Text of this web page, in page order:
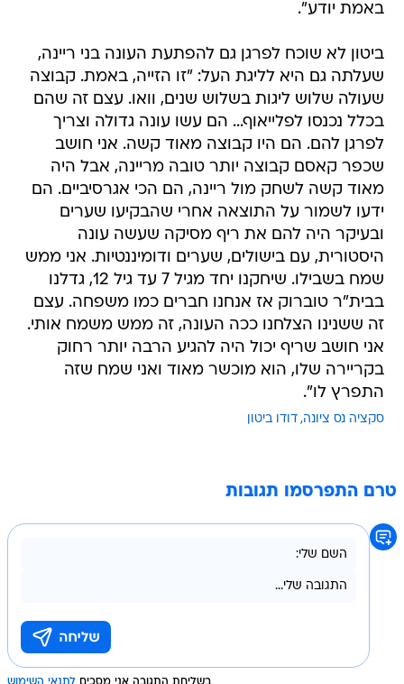
באמת יודע".
ביטון לא שוכח לפרגן גם להפתעת העונה בני ריינה,
שעלתה גם היא לליגת העל: "זו הזייה, באמת. קבוצה
שעולה שלוש ליגות בשלוש שנים, וואו. עצם זה שהם
בכלל נכנסו לפלייאוף... הם עשו עונה גדולה וצריך
לפרגן להם. הם היו קבוצה מאוד קשה. אני חושב
שכפר קאסם קבוצה יותר טובה מריינה, אבל היה
מאוד קשה לשחק מול ריינה, הם הכי אגרסיביים. הם
ידעו לשמור על התוצאה אחרי שהבקיעו שערים
ובעיקר היה להם את ריף מסיקה שעשה עונה
היסטורית, עם בישולים, שערים ודומיננטיות. אני ממש
שמח בשבילו. שיחקנו יחד מגיל 7 עד גיל 12, גדלנו
בבית"ר טוברוק אז אנחנו חברים כמו משפחה. עצם
זה ששנינו הצלחנו ככה העונה, זה ממש משמח אותי.
אני חושב שריף יכול היה להגיע הרבה יותר רחוק
בקריירה שלו, הוא מוכשר מאוד ואני שמח שזה
התפרץ לו".
סקציה נס ציונה דודו ביטון
טרם התפרסמו תגובות